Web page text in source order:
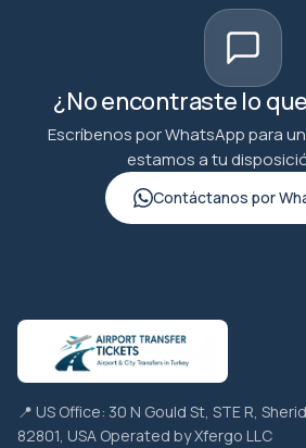
¿No encontraste lo
Escríbenos por WhatsApp para
estamos a tu
Contáctanos por
📍 US Office: 30 N Gould St, STE R,
82801, USA Operated by Xfergo LLC